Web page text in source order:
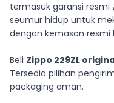
termasuk garansi
seumur hidup untuk
dengan kemasan resmi
Beli Zippo 229ZL
Tersedia pilihan
packaging aman.